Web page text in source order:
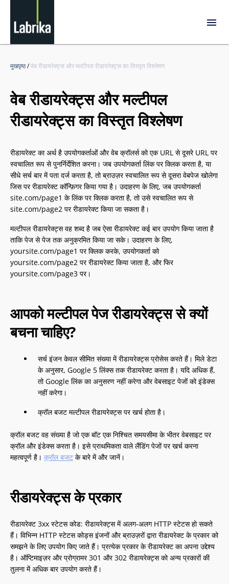
मुखपृष्ठ/वेब रीडायरेक्ट्स और मल्टीपल रीडायरेक्ट्स का विस्तृत विश्लेषण
वेब रीडायरेक्ट्स और मल्टीपल
रीडायरेक्ट्स का विस्तृत विश्लेषण
रीडायरेक्ट का अर्थ है उपयोगकर्ताओं और वेब क्रॉलर्स को एक URL से दूसरे URL पर
स्वचालित रूप से पुनर्निर्देशित करना। जब उपयोगकर्ता लिंक पर क्लिक करता है, या
सीधे सर्च बार में पता दर्ज करता है, तो ब्राउज़र स्वचालित रूप से दूसरा वेबपेज खोलेगा
जिस पर रीडायरेक्ट कॉन्फ़िगर किया गया है। उदाहरण के लिए, जब उपयोगकर्ता
site.com/page1 के लिंक पर क्लिक करता है, तो उसे स्वचालित रूप से
site.com/page2 पर रीडायरेक्ट किया जा सकता है।
मल्टीपल रीडायरेक्ट्स वह शब्द है जब ऐसा रीडायरेक्ट कई बार उपयोग किया जाता है
ताकि पेज से पेज तक अनुक्रमित किया जा सके। उदाहरण के लिए,
yoursite.com/page1 पर क्लिक करके, उपयोगकर्ता को
yoursite.com/page2 पर रीडायरेक्ट किया जाता है, और फिर
yoursite.com/page3 पर।
आपको मल्टीपल पेज रीडायरेक्ट्स से क्यों
बचना चाहिए?
सर्च इंजन केवल सीमित संख्या में रीडायरेक्ट्स प्रोसेस करते हैं। मिले डेटा
के अनुसार, Google 5 लिंक्स तक रीडायरेक्ट करता है। यदि अधिक हैं,
तो Google लिंक का अनुसरण नहीं करेगा और वेबसाइट पेजों को इंडेक्स
नहीं करेगा।
क्रॉल बजट मल्टीपल रीडायरेक्ट्स पर खर्च होता है।
क्रॉल बजट वह संख्या है जो एक बॉट एक निश्चित समयसीमा के भीतर वेबसाइट पर
क्रॉल और इंडेक्स करता है। इसे प्राथमिकता वाले लैंडिंग पेजों पर खर्च करना
महत्वपूर्ण है। क्रॉल बजट के बारे में और जानें।
रीडायरेक्ट्स के प्रकार
रीडायरेक्ट 3xx स्टेटस कोड: रीडायरेक्ट्स में अलग-अलग HTTP स्टेटस हो सकते
हैं। विभिन्न HTTP स्टेटस कोड्स इंजनों और ब्राउज़रों द्वारा रीडायरेक्ट के प्रकार को
समझने के लिए उपयोग किए जाते हैं। प्रत्येक प्रकार के रीडायरेक्ट का अपना उद्देश्य
है। ऑप्टिमाइज़र और प्रोग्रामर 301 और 302 रीडायरेक्ट्स को अन्य प्रकारों की
तुलना में अधिक बार उपयोग करते हैं।